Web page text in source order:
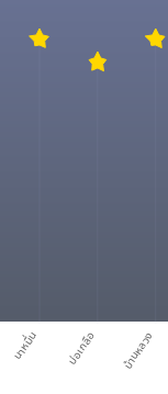
นาหมื่น บ่อเกลือ บ้านหลวง